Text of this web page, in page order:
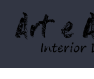
contenuto